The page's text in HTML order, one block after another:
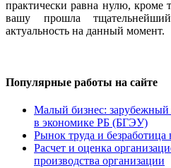
практически равна нулю, кроме
вашу прошла
актуальность на данный момент.
Популярные работы на сайте
Малый бизнес:
в экономике РБ (БГЭУ)
Рынок труда и безработица
Расчет и оценка
производства организации